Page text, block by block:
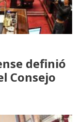
definió
Consejo